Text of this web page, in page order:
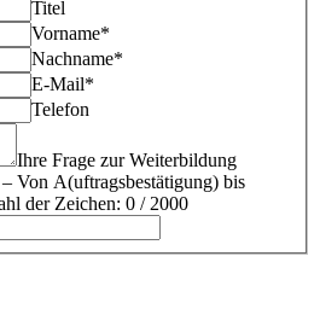
Titel
Vorname*
Nachname*
E-Mail*
Telefon
Ihre Frage zur Weiterbildung
Von A(uftragsbestätigung) bis
der Zeichen: 0 / 2000